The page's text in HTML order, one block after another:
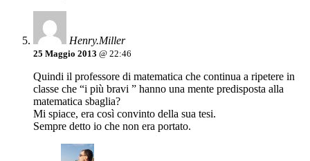
Henry.Miller
25 Maggio 2013 @ 22:46
Quindi il professore di matematica che continua a ripetere in
classe che “i più bravi ” hanno una mente predisposta alla
matematica sbaglia?
Mi spiace, era così convinto della sua tesi.
Sempre detto io che non era portato.